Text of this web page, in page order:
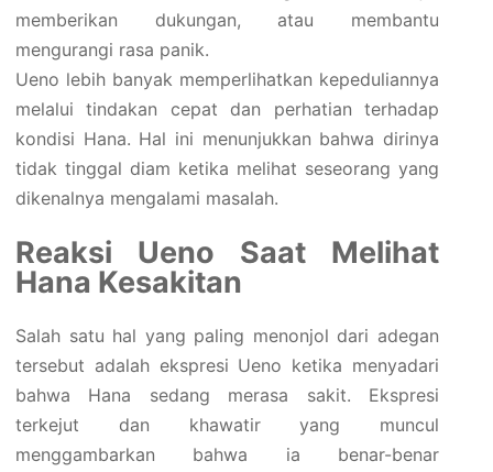
memberikan dukungan, atau membantu
mengurangi rasa panik.
Ueno lebih banyak memperlihatkan kepeduliannya
melalui tindakan cepat dan perhatian terhadap
kondisi Hana. Hal ini menunjukkan bahwa dirinya
tidak tinggal diam ketika melihat seseorang yang
dikenalnya mengalami masalah.
Reaksi Ueno Saat Melihat
Hana Kesakitan
Salah satu hal yang paling menonjol dari adegan
tersebut adalah ekspresi Ueno ketika menyadari
bahwa Hana sedang merasa sakit. Ekspresi
terkejut dan khawatir yang muncul
menggambarkan bahwa ia benar-benar